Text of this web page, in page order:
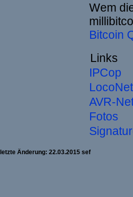
Wem
Bitcoin
Links
IPCop
LocoNet
AVR-
Fotos
letzte Änderung: 22.03.2015 sef